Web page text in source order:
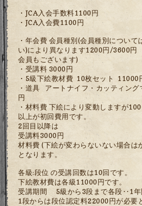
・JCA入会手数料1100円
・JCA入会費1100円
・年会費 会員種別(会員種別について
い)により異なります1200円/3600
会員もございます)
・受講料 3000円
・5級下絵教材費 10枚セット 11000
・道具 アートナイフ・カッティン
円
・材料費 下絵により変動しますが
以上が初回費用です。
2回目以降は
受講料3000円
材料費 (下絵が変わらないない場合は
となります。
各級:段位 の受講回数は10回です。
下絵教材費は各級11000円です。
受講期間 5級から3段まで各段‥1
1段からは段位認定料22000円が必要